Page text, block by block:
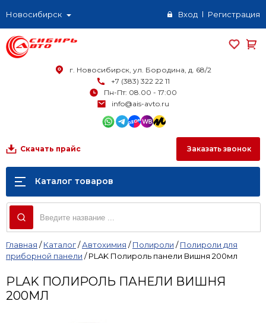
Новосибирск Вход Регистрация
г. Новосибирск, ул. Бородина, д. 68/2
+7 (383) 322 22 11
Пн-Пт: 08.00 - 17:00
info@ais-avto.ru
Заказать звонок
Скачать прайс
Каталог товаров
Главная /Каталог/Автохимия /Полироли /Полироли для
приборной панели /PLAK Полироль панели Вишня 200мл
PLAK ПОЛИРОЛЬ ПАНЕЛИ ВИШНЯ
200МЛ